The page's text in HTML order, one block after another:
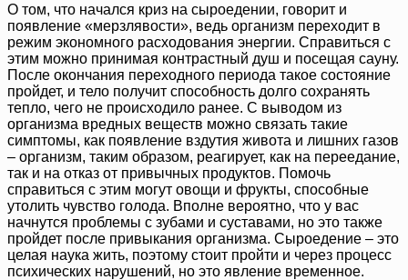
О том, что начался криз на сыроедении, говорит и
появление «мерзлявости», ведь организм переходит в
режим экономного расходования энергии. Справиться с
этим можно принимая контрастный душ и посещая сауну.
После окончания переходного периода такое состояние
пройдет, и тело получит способность долго сохранять
тепло, чего не происходило ранее. С выводом из
организма вредных веществ можно связать такие
симптомы, как появление вздутия живота и лишних газов
– организм, таким образом, реагирует, как на переедание,
так и на отказ от привычных продуктов. Помочь
справиться с этим могут овощи и фрукты, способные
утолить чувство голода. Вполне вероятно, что у вас
начнутся проблемы с зубами и суставами, но это также
пройдет после привыкания организма. Сыроедение – это
целая наука жить, поэтому стоит пройти и через процесс
психических нарушений, но это явление временное.